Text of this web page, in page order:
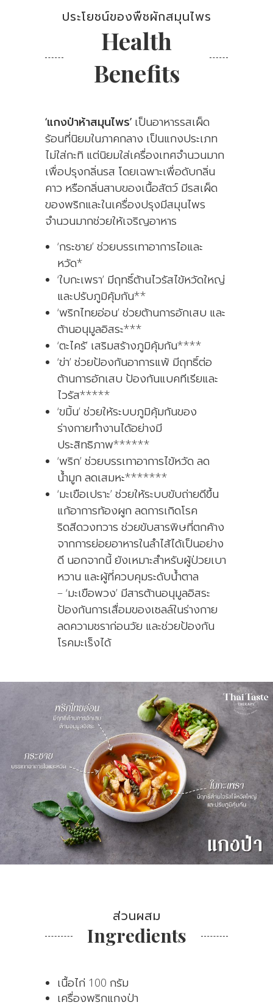
ประโยชน์ของพืชผักสมุนไพร
Health
Benefits
‘แกงป่าห้าสมุนไพร’ เป็นอาหารรสเผ็ด
ร้อนที่นิยมในภาคกลาง เป็นแกงประเภท
ไม่ใส่กะทิ แต่นิยมใส่เครื่องเทศจำนวนมาก
เพื่อปรุงกลิ่นรส โดยเฉพาะเพื่อดับกลิ่น
คาว หรือกลิ่นสาบของเนื้อสัตว์ มีรสเผ็ด
ของพริกและในเครื่องปรุงมีสมุนไพร
จำนวนมากช่วยให้เจริญอาหาร
‘กระชาย’ ช่วยบรรเทาอาการไอและ
หวัด*
‘ใบกะเพรา’ มีฤทธิ์ต้านไวรัสไข้หวัดใหญ่
และปรับภูมิคุ้มกัน**
‘พริกไทยอ่อน’ ช่วยต้านการอักเสบ และ
ต้านอนุมูลอิสระ***
‘ตะไคร้’ เสริมสร้างภูมิคุ้มกัน****
‘ข่า’ ช่วยป้องกันอาการแพ้ มีฤทธิ์ต่อ
ต้านการอักเสบ ป้องกันแบคทีเรียและ
ไวรัส*****
‘ขมิ้น’ ช่วยให้ระบบภูมิคุ้มกันของ
ร่างกายทำงานได้อย่างมี
ประสิทธิภาพ******
‘พริก’ ช่วยบรรเทาอาการไข้หวัด ลด
น้ำมูก ลดเสมหะ*******
‘มะเขือเปราะ’ ช่วยให้ระบบขับถ่ายดีขึ้น
แก้อาการท้องผูก ลดการเกิดโรค
ริดสีดวงทวาร ช่วยขับสารพิษที่ตกค้าง
จากการย่อยอาหารในลำไส้ได้เป็นอย่าง
ดี นอกจากนี้ ยังเหมาะสำหรับผู้ป่วยเบา
หวาน และผู้ที่ควบคุมระดับน้ำตาล
– ‘มะเขือพวง’ มีสารต้านอนุมูลอิสระ
ป้องกันการเสื่อมของเซลล์ในร่างกาย
ลดความชราก่อนวัย และช่วยป้องกัน
โรคมะเร็งได้
ส่วนผสม
Ingredients
เนื้อไก่ 100 กรัม
เครื่องพริกแกงป่า